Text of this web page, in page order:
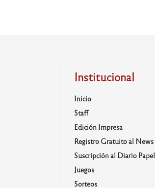
Institucional
Inicio
Staff
Edición Impresa
Registro Gratuito al News
Suscripción al Diario Papel
Juegos
Sorteos